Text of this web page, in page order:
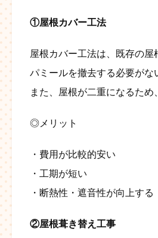
①屋根カバー工法
屋根カバー工法は、既存の
パミールを撤去する必要が
また、屋根が二重になるた
◎メリット
・費用が比較的安い
・工期が短い
・断熱性・遮音性が向上する
②屋根葺き替え工事